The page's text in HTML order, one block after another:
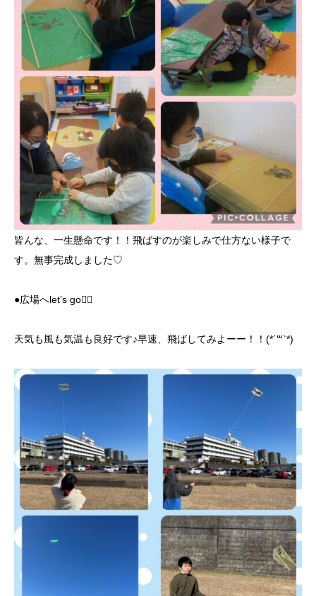
皆んな、一生懸命です！！飛ばすのが楽しみで仕方ない様子で
す。無事完成しました♡
●広場へlet’s go🏃‍♀️
天気も風も気温も良好です♪早速、飛ばしてみよーー！！(*´꒳`*)